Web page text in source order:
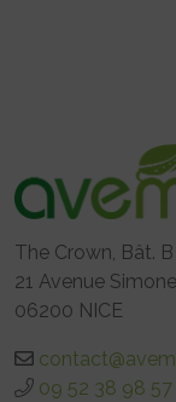
The Crown, Bât. B
21 Avenue
06200 NICE
09 52 38 98 57